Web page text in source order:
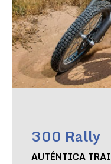
300 Rally
AUTÉNTICA